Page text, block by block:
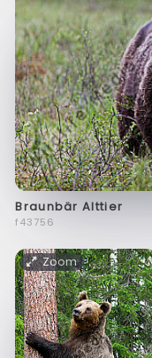
Braunbär Alttier
f43756
Zoom